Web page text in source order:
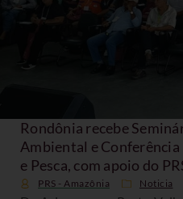
Rondônia recebe
Ambiental e
e Pesca, com apoio do
PRS - Amazônia Noticia